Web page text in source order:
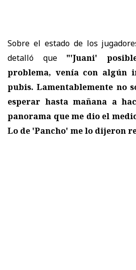
Sobre el estado de los
detalló que "'Juani'
problema, venía con algún
pubis. Lamentablemente no
esperar hasta mañana a
panorama que me dio el
Lo de 'Pancho' me lo dijeron